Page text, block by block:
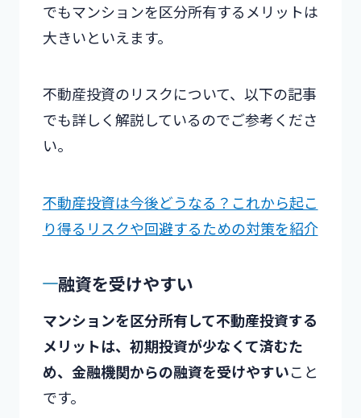
でもマンションを区分所有するメリットは
大きいといえます。
不動産投資のリスクについて、以下の記事
でも詳しく解説しているのでご参考くださ
い。
不動産投資は今後どうなる？これから起こ
り得るリスクや回避するための対策を紹介
融資を受けやすい
マンションを区分所有して不動産投資する
メリットは、初期投資が少なくて済むた
め、金融機関からの融資を受けやすいこと
です。